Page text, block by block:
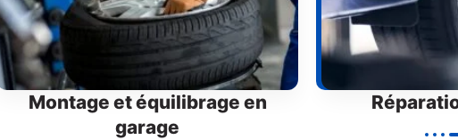
Montage et équilibrage en
garage